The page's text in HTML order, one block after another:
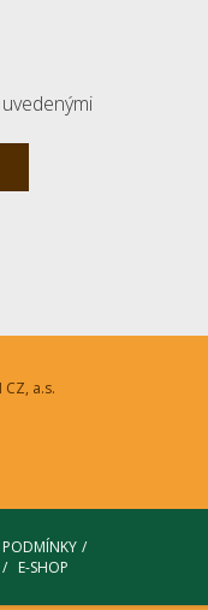
CZ, a.s.
E-SHOP